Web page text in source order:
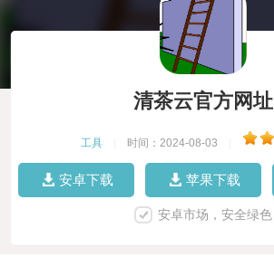
清茶云官方网址
工具 时间：2024-08-03
安卓下载 苹果下载
安卓市场，安全绿色